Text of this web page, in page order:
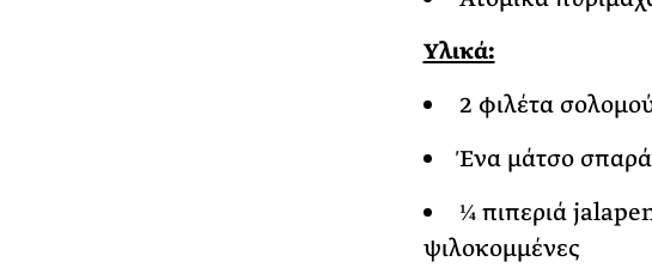
Υλικά:
2 φιλέτα
Ένα μάτσο
¼ πιπεριά
ψιλοκομμένες